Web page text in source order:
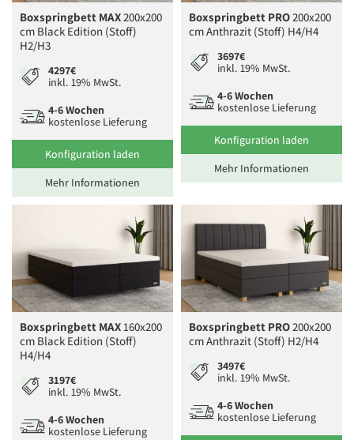
Boxspringbett MAX200x200
cm Black Edition (Stoff)
H2/H3
4297€
inkl. 19% MwSt.
4-6 Wochen
kostenlose Lieferung
Konfiguration laden
Mehr Informationen
Boxspringbett PRO200x200
cm Anthrazit (Stoff) H4/H4
3697€
inkl. 19% MwSt.
4-6 Wochen
kostenlose Lieferung
Konfiguration laden
Mehr Informationen
Boxspringbett MAX160x200
cm Black Edition (Stoff)
H4/H4
3197€
inkl. 19% MwSt.
4-6 Wochen
kostenlose Lieferung
Boxspringbett PRO200x200
cm Anthrazit (Stoff) H2/H4
3497€
inkl. 19% MwSt.
4-6 Wochen
kostenlose Lieferung